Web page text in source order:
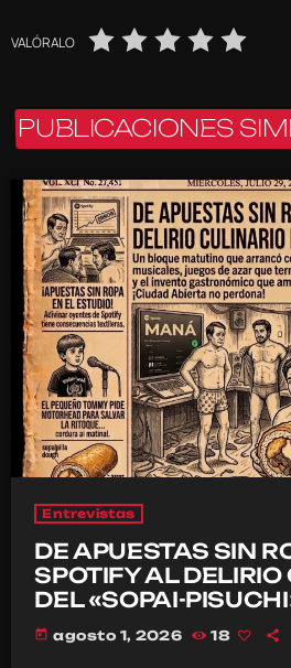
VALÓRALO
PUBLICACIONES
Entrevistas
DE APUESTAS SIN
SPOTIFY AL
DEL «SOPAI-
today agosto 1, 2026 18